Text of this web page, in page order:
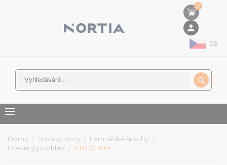
0
person
cs

Domů Šrouby, vruty
Farmářské šrouby
Dřevěný podklad
4,8x70 mm